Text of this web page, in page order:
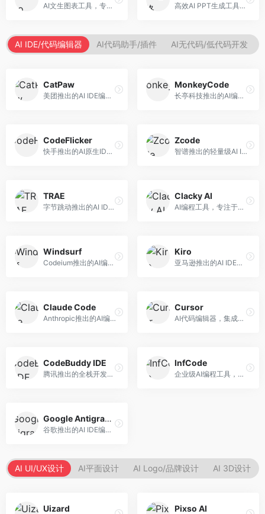
AI文生图表工具，专注于数据可视化展示。面向数据分析师和职场人士，提供图表生成、数据可视化、PPT嵌入等服务，数据展示专业。 高效AI PPT生成工具，专注于演示文稿智能创作。面向职场人士，支持主题输入、内容生成、设计美化等功能，PPT制作效率高。
AI IDE/代码编辑器 AI代码助手/插件 AI无代码/低代码开发
CatPaw
美团推出的AI IDE编程工具，专注于本地开发生态。面向开发者，提供智能代码补全、代码生成、项目管理等服务，本地开发体验好。
MonkeyCode
长亭科技推出的AI编程助手，专注于安全开发。面向开发者，提供代码生成、安全检测、漏洞修复等服务，安全开发能力强。
CodeFlicker
快手推出的AI原生IDE，专注于短视频相关开发。面向快手生态开发者，提供代码生成、调试辅助等服务，与快手开发生态深度整合。
Zcode
智谱推出的轻量级AI IDE，基于GLM模型。面向开发者，提供智能代码补全、代码生成、错误检测等服务，中文编程支持好。
TRAE
字节跳动推出的AI IDE编程工具，深度集成大模型能力。面向开发者，提供智能代码补全、代码解释、重构优化等服务，编程效率显著提升。
Clacky AI
AI编程工具，专注于代码智能生成与优化。面向开发者，提供代码生成、代码重构、错误修复等服务，编程效率高。
Windsurf
Codeium推出的AI编程工具，专注于代码智能辅助。面向开发者，提供代码补全、代码生成、代码解释等服务，多语言支持完善。
Kiro
亚马逊推出的AI IDE，深度整合AWS云服务。面向AWS开发者，提供代码生成、云服务集成、部署自动化等服务，与AWS生态无缝衔接。
Claude Code
Anthropic推出的AI编程工具，基于Claude模型。面向开发者，提供代码生成、代码审查、调试辅助等服务，代码质量高，推理能力强。
Cursor
AI代码编辑器，集成GPT-4模型，专注于智能编程辅助。面向开发者，提供代码生成、代码解释、错误修复等服务，编程体验流畅，开发效率高。
CodeBuddy IDE
腾讯推出的全栈开发AI IDE，整合腾讯云服务。面向开发者，提供代码生成、调试辅助、部署服务等功能，与腾讯云生态深度整合。
InfCode
企业级AI编程工具，专注于团队协作开发。面向企业开发团队，提供代码生成、代码审查、团队协作等服务，企业级功能完善。
Google Antigravity
谷歌推出的AI IDE编程智能体，整合Google Cloud服务。面向谷歌生态开发者，提供智能编程辅助、云服务集成等功能。
AI UI/UX设计 AI平面设计 AI Logo/品牌设计 AI 3D设计
Uizard Pixso AI